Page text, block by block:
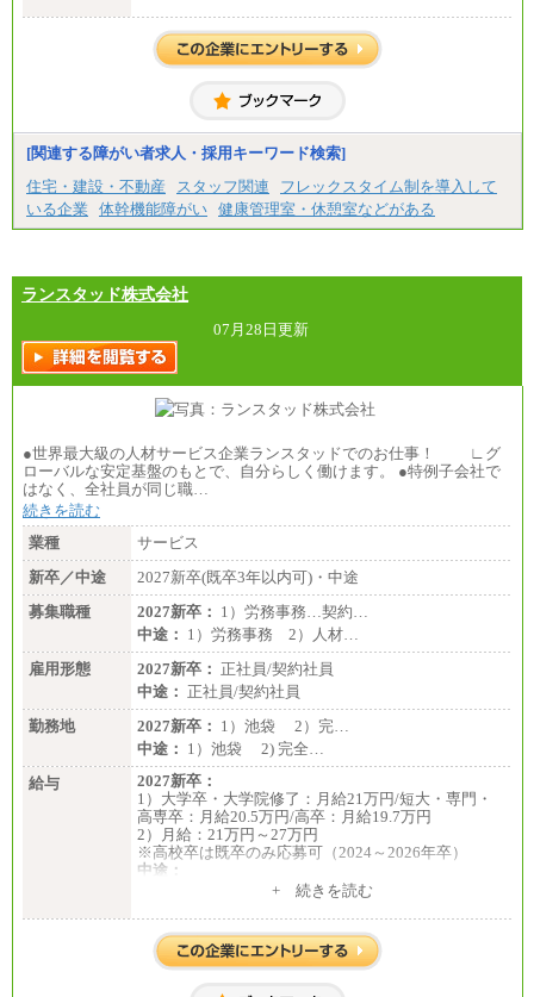
・一律地域手当なし
・試用期間中も給与変更なし
月給187,500円～(※1)、184,000円～(※2)、180,500円
※1…東京都、埼玉県、千葉県、神奈川県
※3…愛知県、静岡県
※4…北海道、宮城県、栃木県、群馬県、長野県、新
潟県、富山県、石川県、岡山県、広島県、山口県、
分県、長崎県、熊本県、宮崎県、鹿児島県、沖縄
県、福島県、山形県
◆パート・アルバイト
時給制：最低時給額 1,050円～ ※勤務地により異な
る。
【エアサーブ】
月給223,000円～
【正社員】
[全国社員]月給348,000円～
[地域社員]月給295,000円～
【契約社員】月給200,000円～
[関連する障がい者求人・採用キーワード検索]
住宅・建設・不動産
スタッフ関連
フレックスタイム制を導入して
いる企業
体幹機能障がい 健康管理室・休憩室などがある
ランスタッド株式会社
07月28日更新
●世界最大級の人材サービス企業ランスタッドでのお仕事！ ∟グ
ローバルな安定基盤のもとで、自分らしく働けます。 ●特例子会社で
はなく、全社員が同じ職…
続きを読む
業種
サービス
新卒／中途
2027新卒(既卒3年以内可)・中途
募集職種
2027新卒： 1）労務事務…契約…
中途： 1）労務事務 2）人材…
雇用形態
2027新卒： 正社員/契約社員
中途： 正社員/契約社員
勤務地
2027新卒： 1）池袋 2）完…
中途： 1）池袋 2) 完全…
給与
2027新卒：
1）大学卒・大学院修了：月給21万円/短大・専門・
高専卒：月給20.5万円/高卒：月給19.7万円
2）月給：21万円～27万円
※高校卒は既卒のみ応募可（2024～2026年卒）
中途：
1）月給：21万円～25万円+ 続きを読む